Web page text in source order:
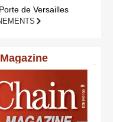
de Versailles